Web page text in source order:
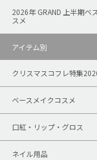
2026年 GRAND 上半期ベ
スメ
アイテム別
クリスマスコフレ特集
ベースメイクコスメ
口紅・リップ・グロス
ネイル用品